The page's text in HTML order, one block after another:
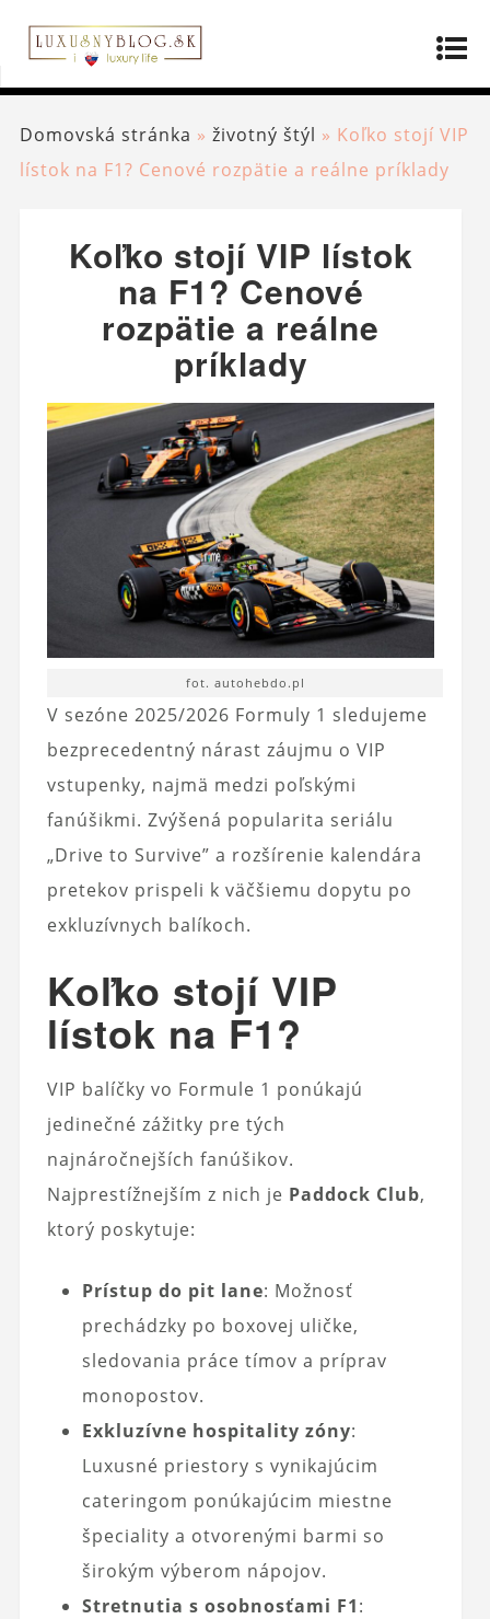
Domovská stránka » životný štýl » Koľko stojí VIP
lístok na F1? Cenové rozpätie a reálne príklady
Koľko stojí VIP lístok
na F1? Cenové
rozpätie a reálne
príklady
fot. autohebdo.pl
V sezóne 2025/2026 Formuly 1 sledujeme
bezprecedentný nárast záujmu o VIP
vstupenky, najmä medzi poľskými
fanúšikmi. Zvýšená popularita seriálu
„Drive to Survive” a rozšírenie kalendára
pretekov prispeli k väčšiemu dopytu po
exkluzívnych balíkoch.
Koľko stojí VIP
lístok na F1?
VIP balíčky vo Formule 1 ponúkajú
jedinečné zážitky pre tých
najnáročnejších fanúšikov.
Najprestížnejším z nich je Paddock Club,
ktorý poskytuje:
Prístup do pit lane: Možnosť
prechádzky po boxovej uličke,
sledovania práce tímov a príprav
monopostov.
Exkluzívne hospitality zóny:
Luxusné priestory s vynikajúcim
cateringom ponúkajúcim miestne
špeciality a otvorenými barmi so
širokým výberom nápojov.
Stretnutia s osobnosťami F1: